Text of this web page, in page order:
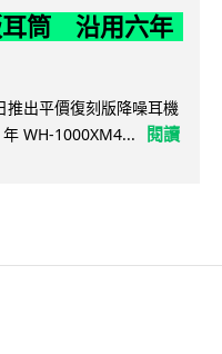
耳筒 沿用六年
出平價復刻版降噪耳機
WH-1000XM4...
閱讀